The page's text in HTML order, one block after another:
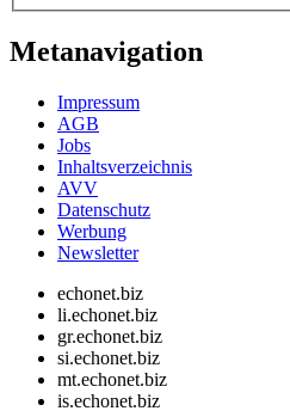
Metanavigation
Impressum
AGB
Jobs
Inhaltsverzeichnis
AVV
Datenschutz
Werbung
Newsletter
echonet.biz
li.echonet.biz
gr.echonet.biz
si.echonet.biz
mt.echonet.biz
is.echonet.biz